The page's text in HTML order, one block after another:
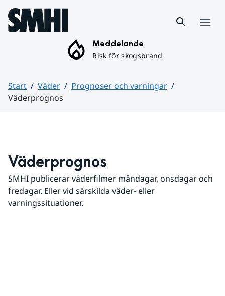
Hoppa till sidans innehåll
Meddelande
Risk för skogsbrand
Start Väder
Prognoser och varningar
Väderprognos
Väderprognos
SMHI publicerar väderfilmer måndagar, onsdagar och
fredagar. Eller vid särskilda väder- eller
varningssituationer.